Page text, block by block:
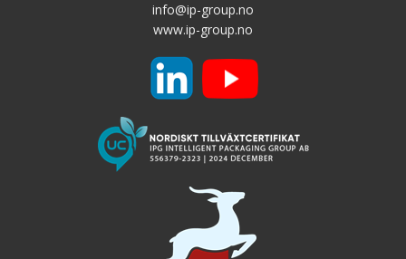
info@ip-group.no
www.ip-group.no